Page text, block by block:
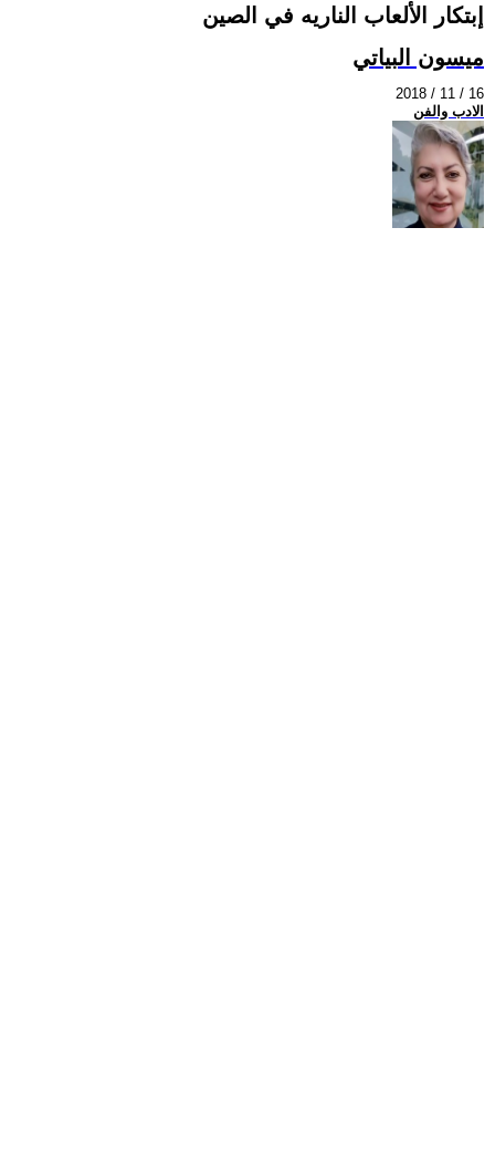
إبتكار الألعاب الناريه في الصين
ميسون البياتي
2018 / 11 / 16
الادب والفن